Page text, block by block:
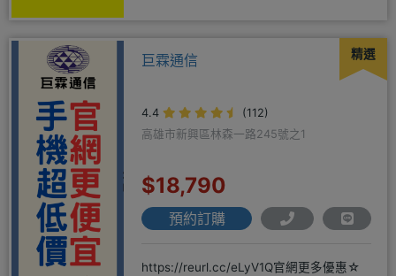
精選
巨霖通信
4.4
(112)
高雄市新興區林森一路245號之1
$18,790
預約訂購
https://reurl.cc/eLyV1Q官網更多優惠☆